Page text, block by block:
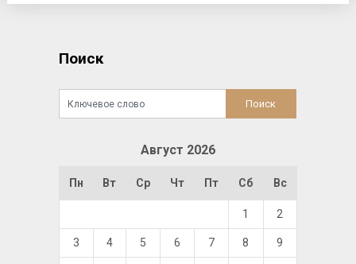
Поиск
Август 2026
Пн Вт Ср Чт Пт Сб Вс
1 2
3 4 5 6 7 8 9